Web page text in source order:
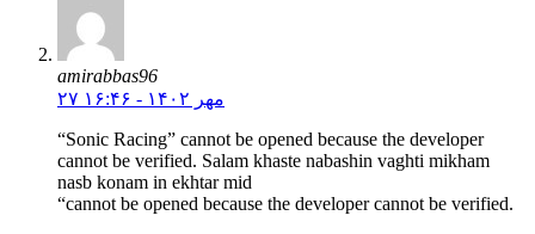
amirabbas96
۲۷ مهر ۱۴۰۲ - ۱۶:۴۶
“Sonic Racing” cannot be opened because the developer
cannot be verified. Salam khaste nabashin vaghti mikham
nasb konam in ekhtar mid
“cannot be opened because the developer cannot be verified.